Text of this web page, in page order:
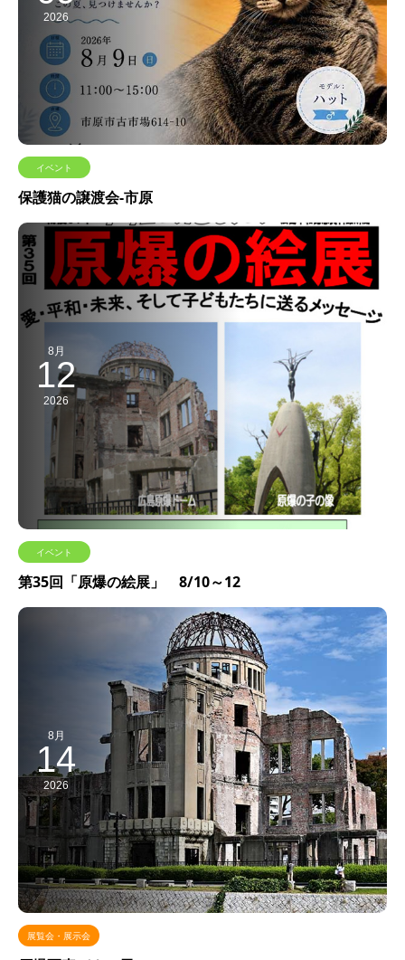
2026
イベント
保護猫の譲渡会-市原
8月
12
2026
イベント
第35回「原爆の絵展」 8/10～12
8月
14
2026
展覧会・展示会